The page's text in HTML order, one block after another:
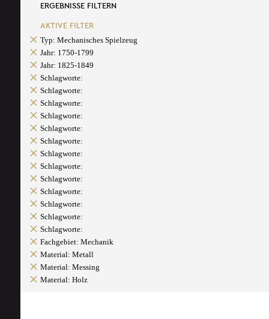
ERGEBNISSE FILTERN
AKTIVE FILTER
Typ: Mechanisches Spielzeug
Jahr: 1750-1799
Jahr: 1825-1849
Schlagworte:
Schlagworte:
Schlagworte:
Schlagworte:
Schlagworte:
Schlagworte:
Schlagworte:
Schlagworte:
Schlagworte:
Schlagworte:
Schlagworte:
Schlagworte:
Schlagworte:
Fachgebiet: Mechanik
Material: Metall
Material: Messing
Material: Holz